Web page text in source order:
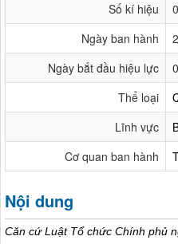
Số kí hiệu
Ngày ban hành
Ngày bắt đầu hiệu lực
Thể loại
Lĩnh vực
Cơ quan ban hành
Nội dung
Căn cứ Luật Tổ chức Chính phủ